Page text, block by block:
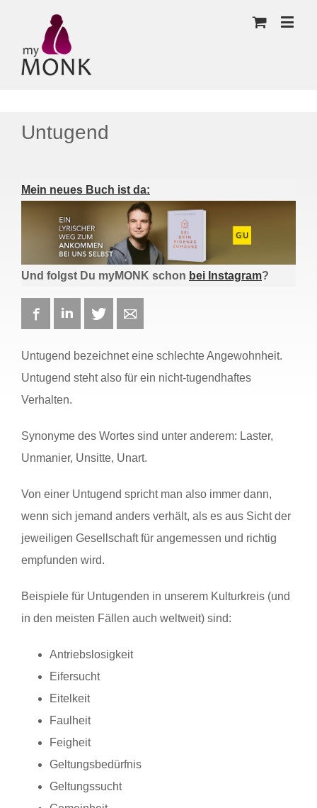
Untugend
Mein neues Buch ist da:
Und folgst Du myMONK schon bei Instagram?
FacebookLinkedIn Twitter
Untugend bezeichnet eine schlechte Angewohnheit.
Untugend steht also für ein nicht-tugendhaftes
Verhalten.
Synonyme des Wortes sind unter anderem: Laster,
Unmanier, Unsitte, Unart.
Von einer Untugend spricht man also immer dann,
wenn sich jemand anders verhält, als es aus Sicht der
jeweiligen Gesellschaft für angemessen und richtig
empfunden wird.
Beispiele für Untugenden in unserem Kulturkreis (und
in den meisten Fällen auch weltweit) sind:
Antriebslosigkeit
Eifersucht
Eitelkeit
Faulheit
Feigheit
Geltungsbedürfnis
Geltungssucht